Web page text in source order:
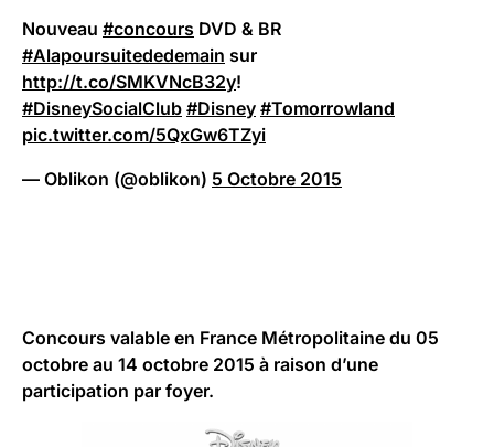
Nouveau #concours DVD & BR
#Alapoursuitededemain sur
http://t.co/SMKVNcB32y!
#DisneySocialClub #Disney #Tomorrowland
pic.twitter.com/5QxGw6TZyi
— Oblikon (@oblikon) 5 Octobre 2015
Concours valable en France Métropolitaine du 05
octobre au 14 octobre 2015 à raison d’une
participation par foyer.